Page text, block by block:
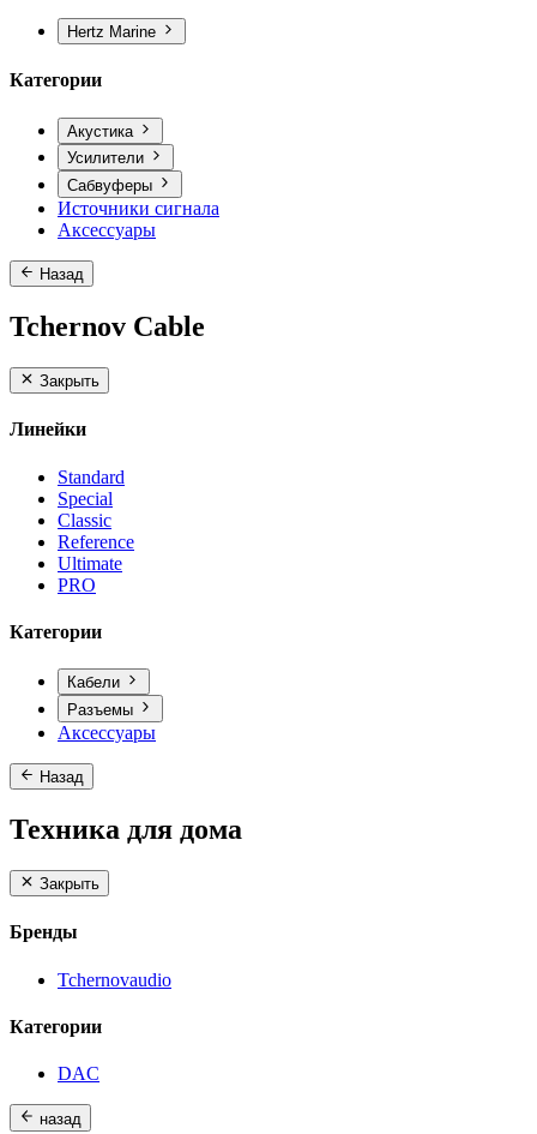
Hertz Marine
Категории
Акустика
Усилители
Сабвуферы
Источники сигнала
Аксессуары
Назад
Tchernov Cable
Закрыть
Линейки
Standard
Special
Classic
Reference
Ultimate
PRO
Категории
Кабели
Разъемы
Аксессуары
Назад
Техника для дома
Закрыть
Бренды
Tchernovaudio
Категории
DAC
назад